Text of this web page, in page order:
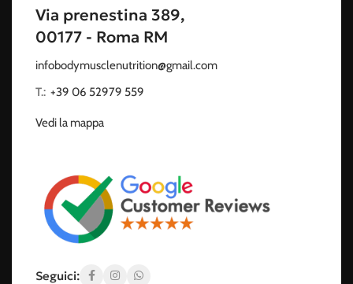
Via prenestina 389,
00177 - Roma RM
infobodymusclenutrition@gmail.com
T.: +39 06 52979 559
Vedi la mappa
Seguici: